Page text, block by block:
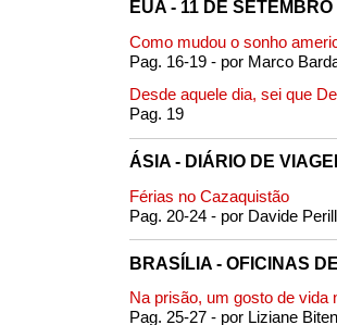
EUA - 11 DE SETEMBRO
Como mudou o sonho
Pag. 16-19 - por Marco
Desde aquele dia, sei que
Pag. 19
ÁSIA - DIÁRIO DE
Férias no Cazaquistão
Pag. 20-24 - por Davide
BRASÍLIA - OFICINAS
Na prisão, um gosto de vida
Pag. 25-27 - por Liziane